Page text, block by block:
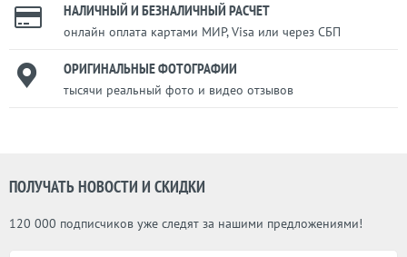
НАЛИЧНЫЙ И БЕЗНАЛИЧНЫЙ РАСЧЕТ
онлайн оплата картами МИР, Visa или через СБП
ОРИГИНАЛЬНЫЕ ФОТОГРАФИИ
тысячи реальный фото и видео отзывов
ПОЛУЧАТЬ НОВОСТИ И СКИДКИ
120 000 подписчиков уже следят за нашими предложениями!